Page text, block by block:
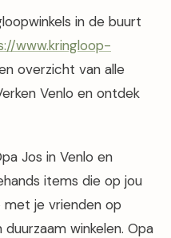
in de buurt
www.kringloop-
overzicht van alle
Venlo en ontdek
Jos in Venlo en
items die op jou
met je vrienden op
winkelen. Opa